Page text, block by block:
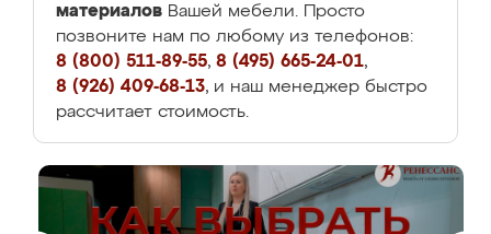
материалов Вашей мебели. Просто
позвоните нам по любому из телефонов:
8 (800) 511-89-55, 8 (495) 665-24-01,
8 (926) 409-68-13, и наш менеджер быстро
рассчитает стоимость.